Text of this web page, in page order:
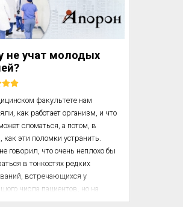
ее Старой Кошелкой из-
сходства, и внешнего, и
с одним из персонажей
что это не...
не учат молодых
факультете нам
как работает организм, и что
сломаться, а потом, в
как эти поломки устранить.
говорил, что очень неплохо бы
в тонкостях редких
встречающихся у
числа пациентов, но на
эти знания мало чем помогут.